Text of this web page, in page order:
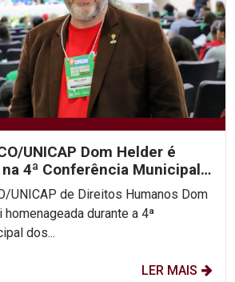
UNICAP Dom Helder é
4ª Conferência Municipal
do...
UNICAP de Direitos Humanos Dom
homenageada durante a 4ª
dos...
LER MAIS